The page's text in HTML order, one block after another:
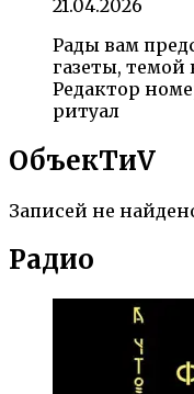
21.04.2026
Рады вам
газеты, темой
Редактор
ритуал
ОбъекTиV
Записей не
Радио